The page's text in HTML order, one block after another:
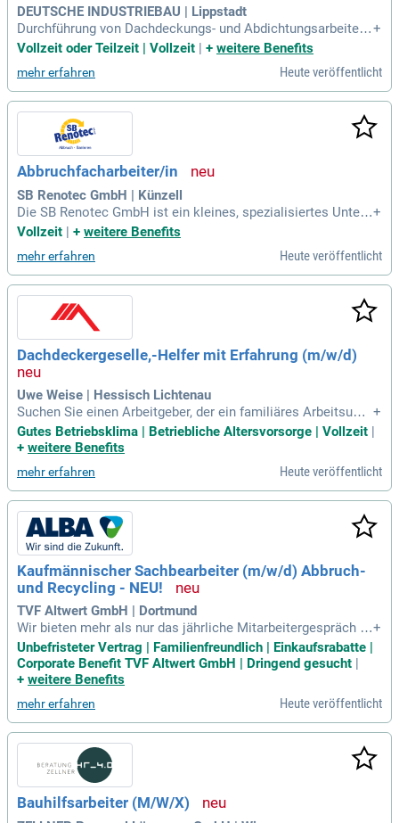
DEUTSCHE INDUSTRIEBAU | Lippstadt
Durchführung von Dachdeckungs- und Abdichtungsarbeiten;
Reparaturen und Wartungsarbeiten an bestehenden Dächern;
ngen.
+
Vollzeit oder Teilzeit | Vollzeit
+ weitere Benefits
mehr erfahren Heute veröffentlicht
Abbruchfacharbeiter/in
SB Renotec GmbH | Künzell
Die SB Renotec GmbH ist ein kleines, spezialisiertes Untern
ehmen im Baugewerbe mit Fokus auf Abbrucharbeiten. Wir l
ng hoher Qualitätsstandards.
+
Vollzeit | + weitere Benefits
mehr erfahren Heute veröffentlicht
Dachdeckergeselle,-Helfer mit Erfahrung (m/w/d)
Uwe Weise | Hessisch Lichtenau
Suchen Sie einen Arbeitgeber, der ein familiäres Arbeitsumf
eld bietet? Werden Sie Teil unseres motivierten Teams und
gestalten Sie aktiv unser Handwerk im Dachbau und der Da
e Freude an abwechslungsreichen Aufgaben haben. Ihre Erfa
hrung als Dachdeckergeselle oder -helfer ist bei uns willko
mmen und trägt zur Stabilität und Pflege hochwertiger Däch
er bei. Ein Führerschein der Klasse B ist erforderlich, um im
Arbeitsalltag flexibel zu agieren. Bewerben Sie sich jetzt und
erleben Sie ein kollegiales Team, das Wert auf Teamgeist le
gt!
+
Gutes Betriebsklima | Betriebliche Altersvorsorge | Vollzeit |
+ weitere Benefits
mehr erfahren Heute veröffentlicht
Kaufmännischer Sachbearbeiter (m/w/d) Abbruch-
und Recycling - NEU!
TVF Altwert GmbH | Dortmund
Wir bieten mehr als nur das jährliche Mitarbeitergespräch m
it Ihrer Führungskraft an; Familienfreundliches Umfeld: Dank
unserer Online-Nachhilfe für schulpflichtige Kinder von Mita
rbeitenden und dem Familienservice benefitatwork unterstüt
+
Unbefristeter Vertrag | Familienfreundlich | Einkaufsrabatte |
Corporate Benefit TVF Altwert GmbH | Dringend gesucht
+ weitere Benefits
mehr erfahren Heute veröffentlicht
Bauhilfsarbeiter (M/W/X)